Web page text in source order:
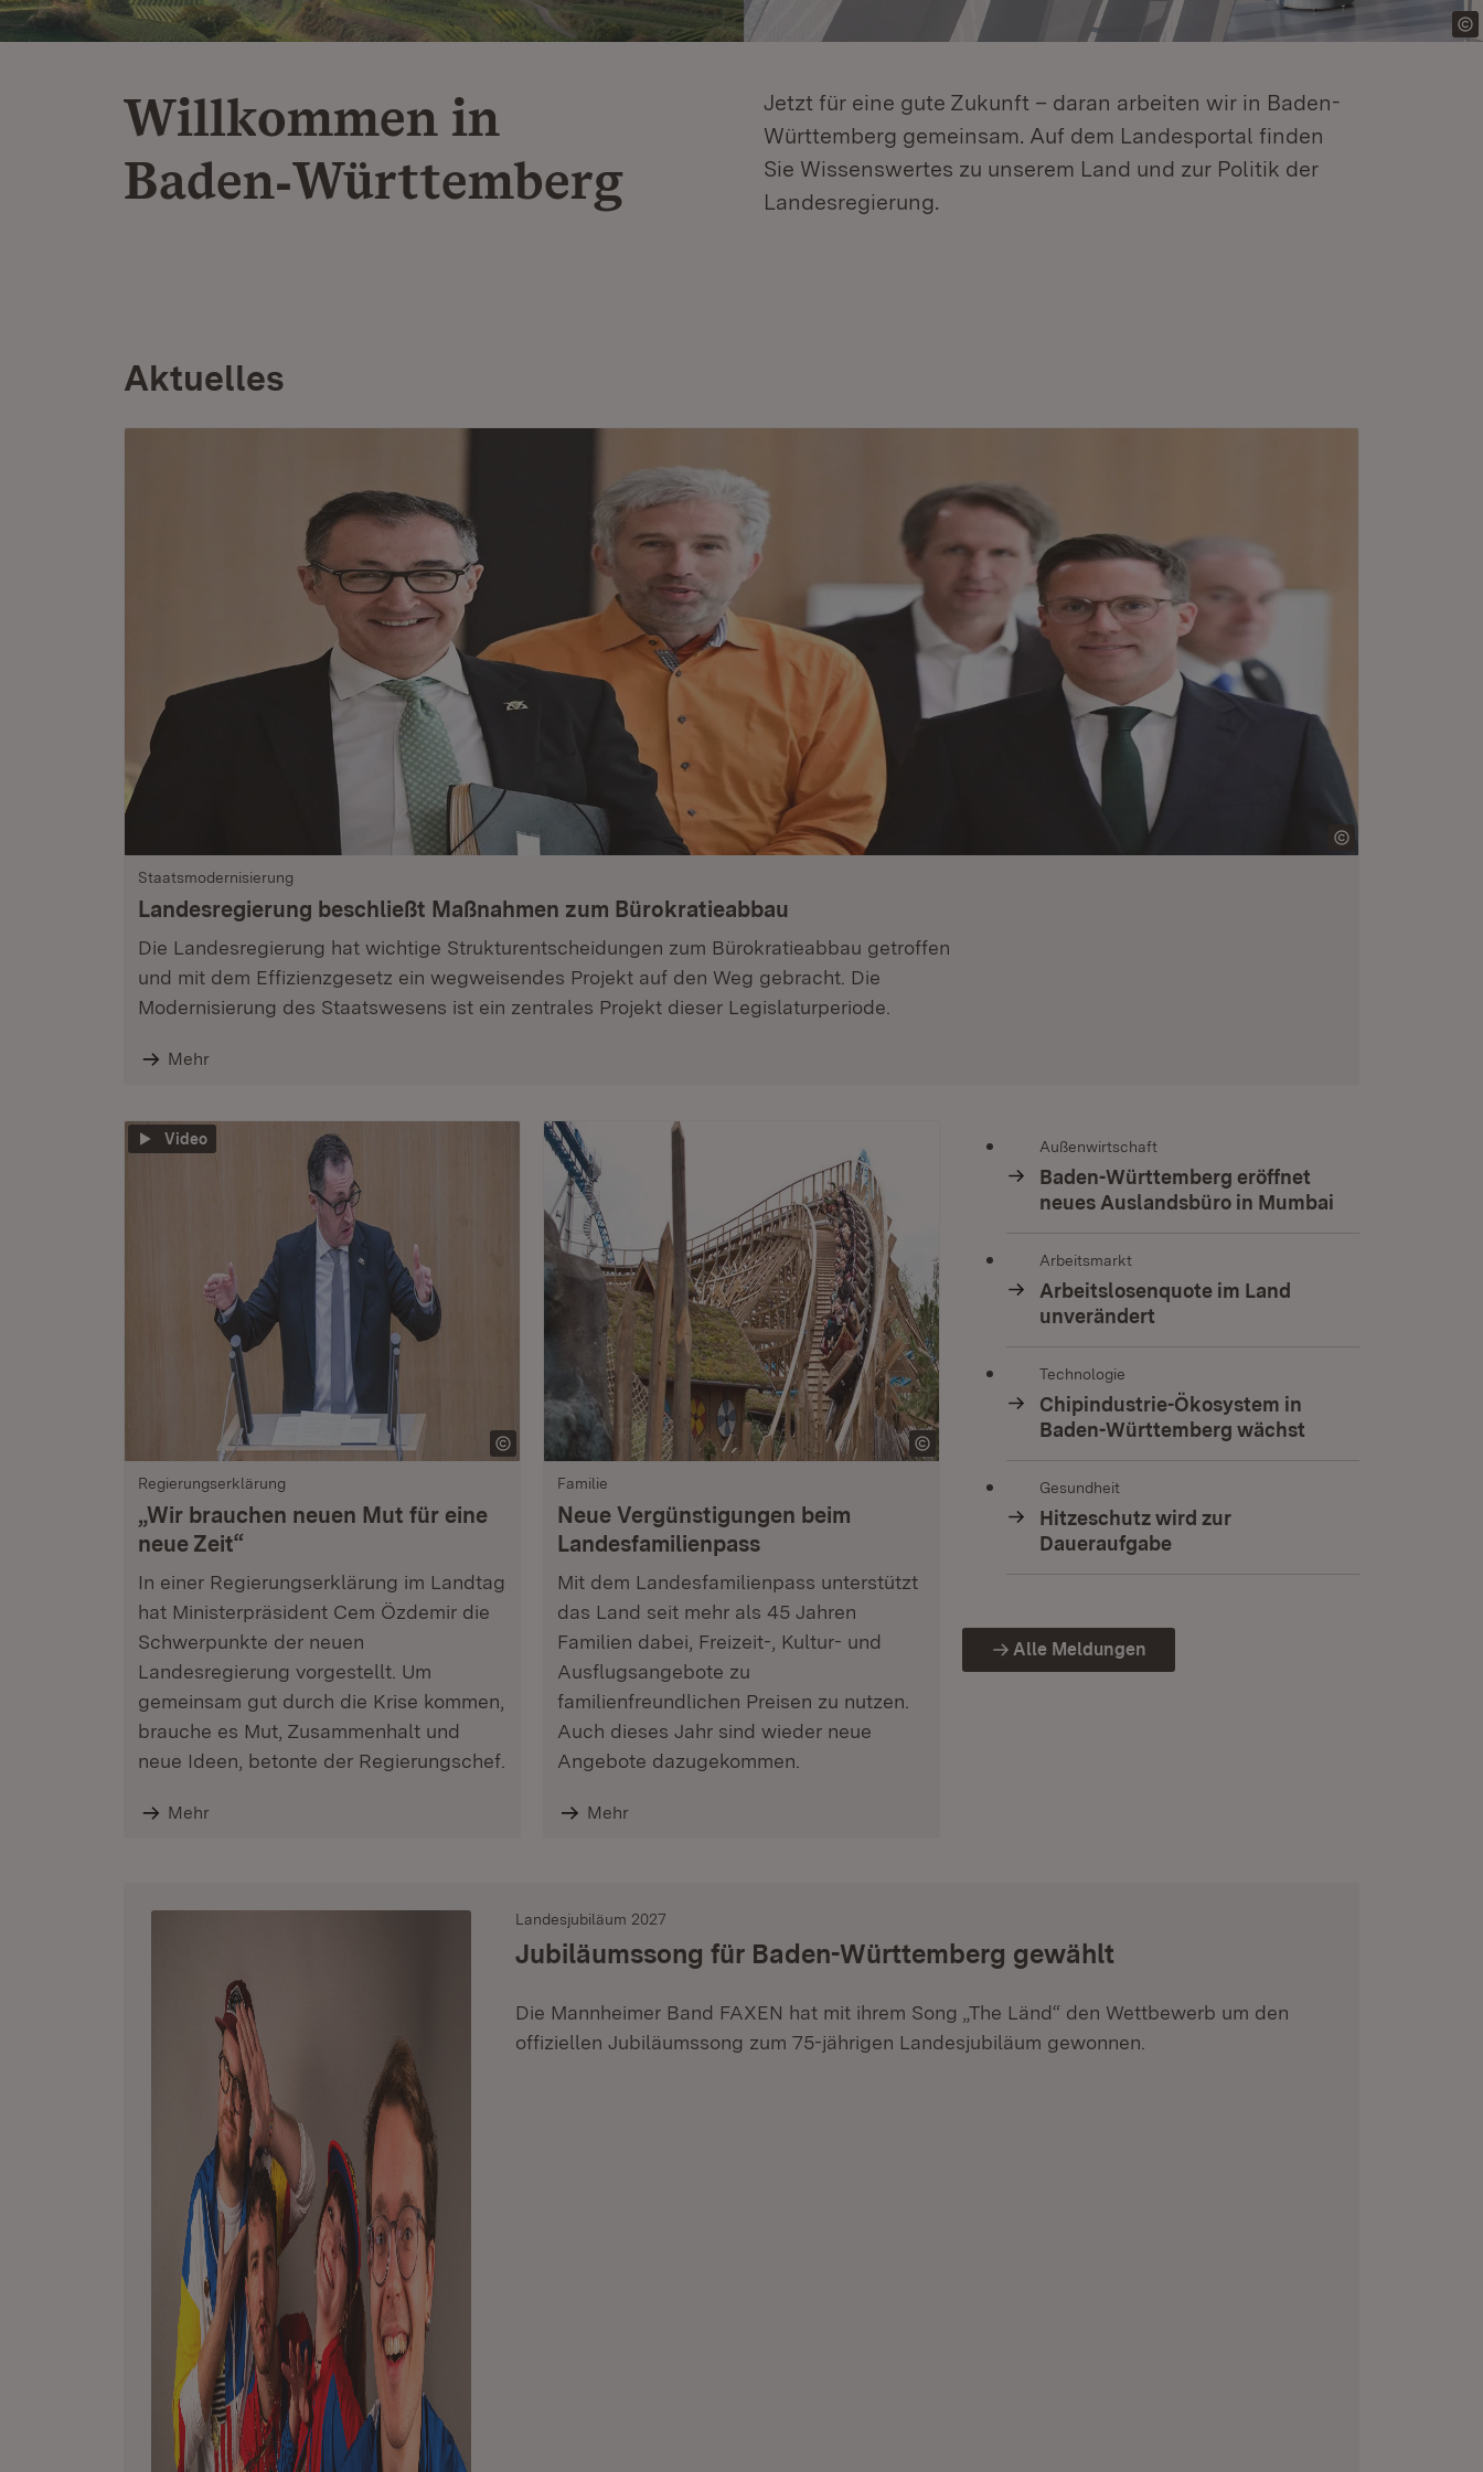
Willkommen in
Baden‑Württemberg
Jetzt für eine gute Zukunft – daran arbeiten wir in Baden-
Württemberg gemeinsam. Auf dem Landesportal finden
Sie Wissenswertes zu unserem Land und zur Politik der
Landesregierung.
Aktuelles
Staatsmodernisierung
Landesregierung beschließt Maßnahmen zum Bürokratieabbau
Die Landesregierung hat wichtige Strukturentscheidungen zum Bürokratieabbau getroffen
und mit dem Effizienzgesetz ein wegweisendes Projekt auf den Weg gebracht. Die
Modernisierung des Staatswesens ist ein zentrales Projekt dieser Legislaturperiode.
Mehr
Video
Regierungserklärung
„Wir brauchen neuen Mut für eine
neue Zeit“
In einer Regierungserklärung im Landtag
hat Ministerpräsident Cem Özdemir die
Schwerpunkte der neuen
Landesregierung vorgestellt. Um
gemeinsam gut durch die Krise kommen,
brauche es Mut, Zusammenhalt und
neue Ideen, betonte der Regierungschef.
Mehr
Familie
Neue Vergünstigungen beim
Landesfamilienpass
Mit dem Landesfamilienpass unterstützt
das Land seit mehr als 45 Jahren
Familien dabei, Freizeit-, Kultur- und
Ausflugsangebote zu
familienfreundlichen Preisen zu nutzen.
Auch dieses Jahr sind wieder neue
Angebote dazugekommen.
Mehr
Außenwirtschaft
Baden-Württemberg eröffnet
neues Auslandsbüro in Mumbai
Arbeitsmarkt
Arbeitslosenquote im Land
unverändert
Technologie
Chipindustrie-Ökosystem in
Baden-Württemberg wächst
Gesundheit
Hitzeschutz wird zur
Daueraufgabe
Alle Meldungen
Landesjubiläum 2027
Jubiläumssong für Baden-Württemberg gewählt
Die Mannheimer Band FAXEN hat mit ihrem Song „The Länd“ den Wettbewerb um den
offiziellen Jubiläumssong zum 75-jährigen Landesjubiläum gewonnen.